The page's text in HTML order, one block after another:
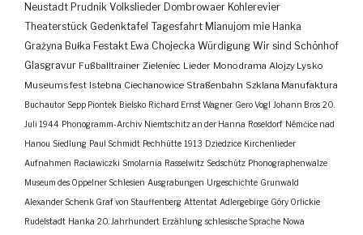
Neustadt Prudnik Volkslieder Dombrowaer Kohlerevier
Theaterstück Gedenktafel Tagesfahrt Mianujom mie Hanka
Grażyna Bułka Festakt Ewa Chojecka Würdigung Wir sind Schönhof
Glasgravur Fußballtrainer Zieleniec Lieder Monodrama Alojzy Lysko
Museumsfest Istebna Ciechanowice Straßenbahn Szklana Manufaktura
Buchautor Sepp Piontek Bielsko Richard Ernst Wagner Gero Vogl Johann Bros 20.
Juli 1944 Phonogramm-Archiv Niemtschitz an der Hanna Roseldorf Némčice nad
Hanou Siedlung Paul Schmidt Pechhütte 1913 Dziedzice Kirchenlieder
Aufnahmen Racławiczki Smolarnia Rasselwitz Sedschütz Phonographenwalze
Museum des Oppelner Schlesien Ausgrabungen Urgeschichte Grunwald
Alexander Schenk Graf von Stauffenberg Attentat Adlergebirge Góry Orlickie
Rudelstadt Hanka 20. Jahrhundert Erzählung schlesische Sprache Nowa